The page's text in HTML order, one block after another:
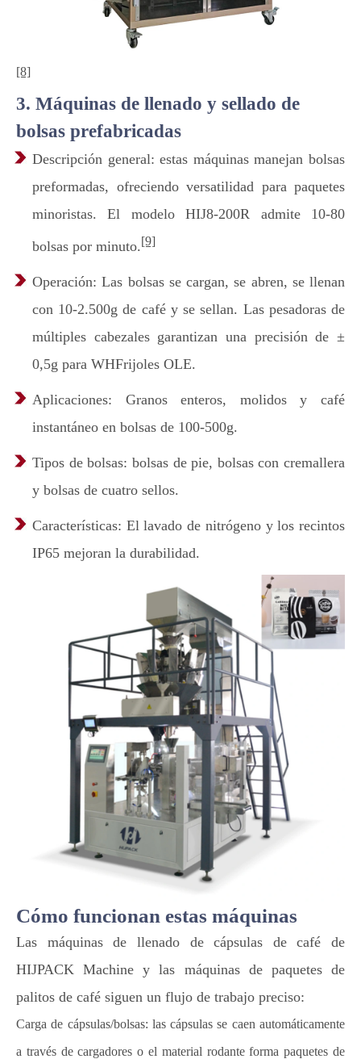
[8]
3. Máquinas de llenado y sellado de
bolsas prefabricadas
Descripción general: estas máquinas manejan bolsas
preformadas, ofreciendo versatilidad para paquetes
minoristas. El modelo HIJ8-200R admite 10-80
bolsas por minuto.[9]
Operación: Las bolsas se cargan, se abren, se llenan
con 10-2.500g de café y se sellan. Las pesadoras de
múltiples cabezales garantizan una precisión de ±
0,5g para WHFrijoles OLE.
Aplicaciones: Granos enteros, molidos y café
instantáneo en bolsas de 100-500g.
Tipos de bolsas: bolsas de pie, bolsas con cremallera
y bolsas de cuatro sellos.
Características: El lavado de nitrógeno y los recintos
IP65 mejoran la durabilidad.
Cómo funcionan estas máquinas
Las máquinas de llenado de cápsulas de café de
HIJPACK Machine y las máquinas de paquetes de
palitos de café siguen un flujo de trabajo preciso:
Carga de cápsulas/bolsas: las cápsulas se caen automáticamente
a través de cargadores o el material rodante forma paquetes de